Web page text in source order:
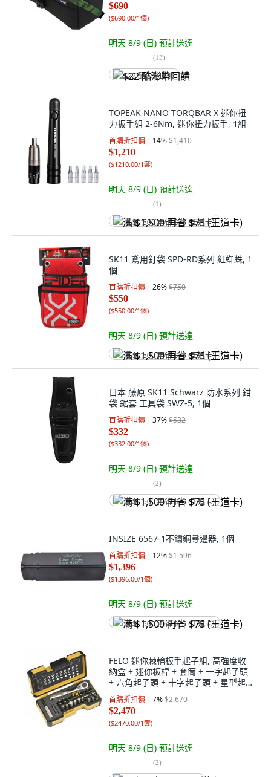
$690
($690.00/1個)
明天 8/9 (日) 預計送達
(13)
$22 酷澎幣回饋
TOPEAK NANO TORQBAR X 迷你扭
力扳手組 2-6Nm, 迷你扭力扳手, 1組
首購折扣價 14%$1,410
$1,210
($1210.00/1套)
明天 8/9 (日) 預計送達
(1)
满 $1,500 再省 $75 (王道卡)
SK11 鳶用釘袋 SPD-RD系列 紅蜘蛛, 1
個
首購折扣價 26%$750
$550
($550.00/1個)
明天 8/9 (日) 預計送達
满 $1,500 再省 $75 (王道卡)
日本 藤原 SK11 Schwarz 防水系列 鉗
袋 鋸套 工具袋 SWZ-5, 1個
首購折扣價 37%$532
$332
($332.00/1個)
明天 8/9 (日) 預計送達
(2)
满 $1,500 再省 $75 (王道卡)
INSIZE 6567-1不鏽鋼尋邊器, 1個
首購折扣價 12%$1,596
$1,396
($1396.00/1個)
明天 8/9 (日) 預計送達
满 $1,500 再省 $75 (王道卡)
FELO 迷你棘輪板手起子組, 高強度收
納盒 + 迷你板桿 + 套筒 + 一字起子頭
+ 六角起子頭 + 十字起子頭 + 星型起
子頭 + 星型中空起子頭 + 轉接頭 + 起
子頭接桿, 1組
首購折扣價 7%$2,670
$2,470
($2470.00/1套)
明天 8/9 (日) 預計送達
(2)